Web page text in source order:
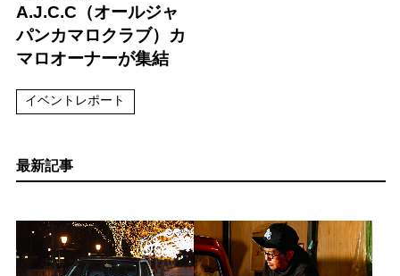
A.J.C.C（オールジャ
パンカマロクラブ）カ
マロオーナーが集結
イベントレポート
最新記事